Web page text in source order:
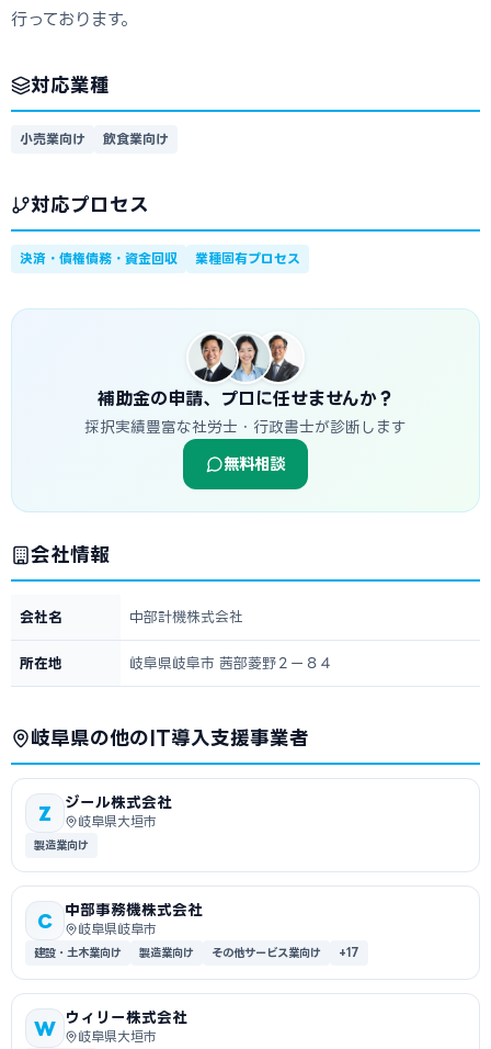
行っております。
対応業種
小売業向け 飲食業向け
対応プロセス
決済・債権債務・資金回収 業種固有プロセス
補助金の申請、プロに任せませんか？
採択実績豊富な社労士・行政書士が診断します
無料相談
会社情報
会社名 中部計機株式会社
所在地 岐阜県岐阜市 茜部菱野２ー８４
岐阜県の他のIT導入支援事業者
Z
ジール株式会社
岐阜県大垣市
製造業向け
C
中部事務機株式会社
岐阜県岐阜市
建設・土木業向け 製造業向け その他サービス業向け +17
W
ウィリー株式会社
岐阜県大垣市